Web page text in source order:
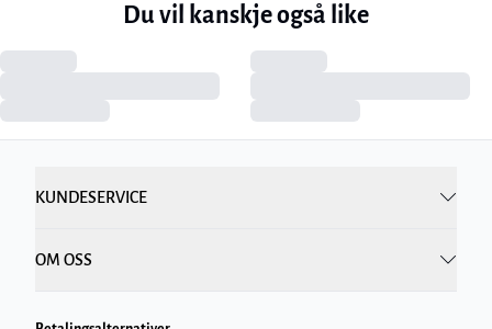
Du vil kanskje også like
KUNDESERVICE
OM OSS